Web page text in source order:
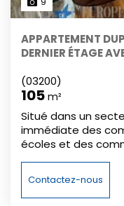
APPARTEMENT
DERNIER ÉTAGE
(03200)
105 m²
Situé dans un
immédiate des
écoles et des
appartement en
environnement de
de caractère
4ᵉ étage avec
Contactez-nous